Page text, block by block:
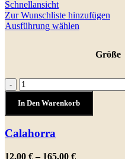
Schnellansicht
Zur Wunschliste hinzufügen
Ausführung wählen
mehrere
auf.
Die
Optionen
Größe
-
Calahorra
Menge
In Den Warenkorb
Calahorra
12,00 € – 165,00 €Preisspanne: